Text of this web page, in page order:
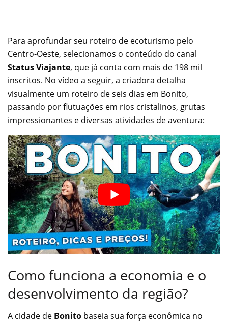
Para aprofundar seu roteiro de ecoturismo pelo
Centro-Oeste, selecionamos o conteúdo do canal
Status Viajante, que já conta com mais de 198 mil
inscritos. No vídeo a seguir, a criadora detalha
visualmente um roteiro de seis dias em Bonito,
passando por flutuações em rios cristalinos, grutas
impressionantes e diversas atividades de aventura:
Como funciona a economia e o
desenvolvimento da região?
A cidade de Bonito baseia sua força econômica no